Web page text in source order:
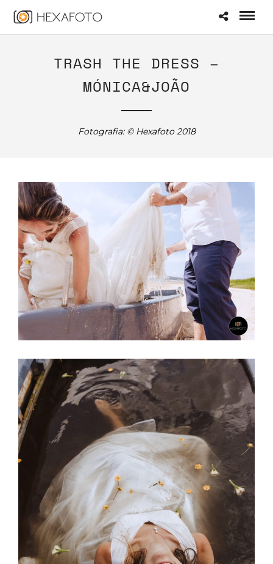
TRASH THE DRESS –
MÓNICA&JOÃO
Fotografia: © Hexafoto 2018